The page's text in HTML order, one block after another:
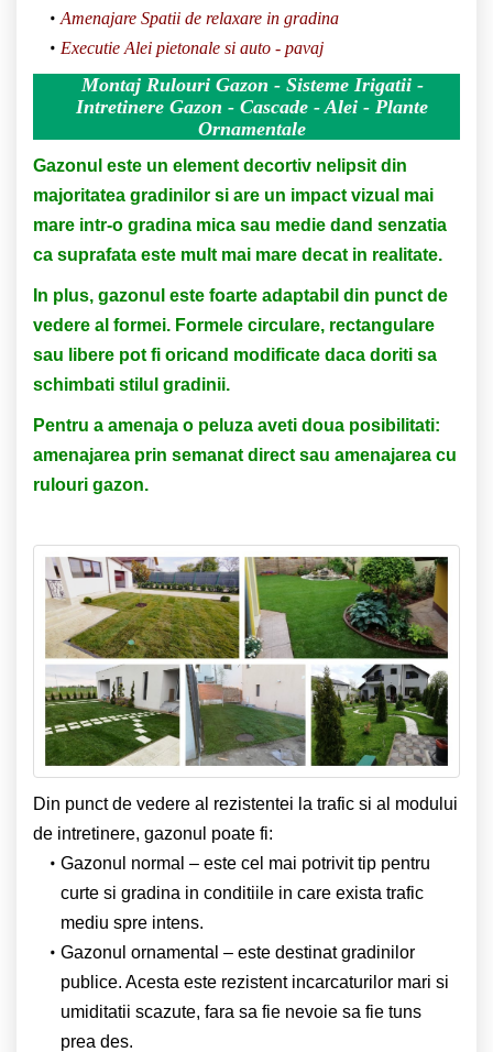
Amenajare Spatii de relaxare in gradina
Executie Alei pietonale si auto - pavaj
Montaj Rulouri Gazon - Sisteme Irigatii -
Intretinere Gazon - Cascade - Alei - Plante
Ornamentale
Gazonul este un element decortiv nelipsit din
majoritatea gradinilor si are un impact vizual mai
mare intr-o gradina mica sau medie dand senzatia
ca suprafata este mult mai mare decat in realitate.
In plus, gazonul este foarte adaptabil din punct de
vedere al formei. Formele circulare, rectangulare
sau libere pot fi oricand modificate daca doriti sa
schimbati stilul gradinii.
Pentru a amenaja o peluza aveti doua posibilitati:
amenajarea prin semanat direct sau amenajarea cu
rulouri gazon.
Din punct de vedere al rezistentei la trafic si al modului
de intretinere, gazonul poate fi:
Gazonul normal – este cel mai potrivit tip pentru
curte si gradina in conditiile in care exista trafic
mediu spre intens.
Gazonul ornamental – este destinat gradinilor
publice. Acesta este rezistent incarcaturilor mari si
umiditatii scazute, fara sa fie nevoie sa fie tuns
prea des.